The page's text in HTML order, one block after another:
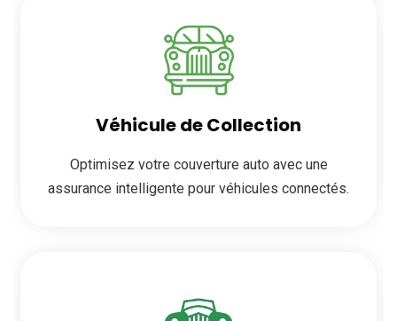
Véhicule de Collection
Optimisez votre couverture auto avec une
assurance intelligente pour véhicules connectés.